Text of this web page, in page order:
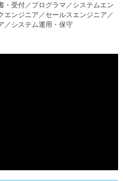
【4年生】
明会を探す
【1～3年生】
インターンを探す
よくある質問
・受付／プログラマ ／システムエン
エンジニア ／セールスエンジニア ／
／システム運用・保守